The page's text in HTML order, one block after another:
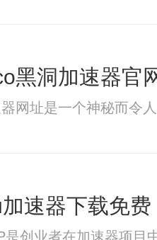
黑洞加速器官
网址是一个神秘而令
速器下载免费
是创业者在加速器项目